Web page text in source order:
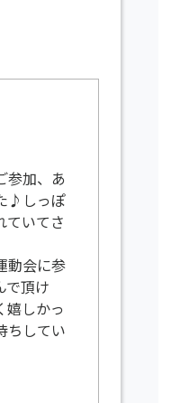
参加、あ
♪しっぽ
ていてさ
動会に参
で頂け
嬉しかっ
ちしてい